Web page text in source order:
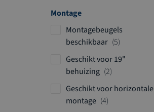
e
n
Montage
Montagebeugels
beschikbaar 5p
r
u
Geschikt voor 19"
behuizing 2p
Geschikt voor horizontale
montage 4p